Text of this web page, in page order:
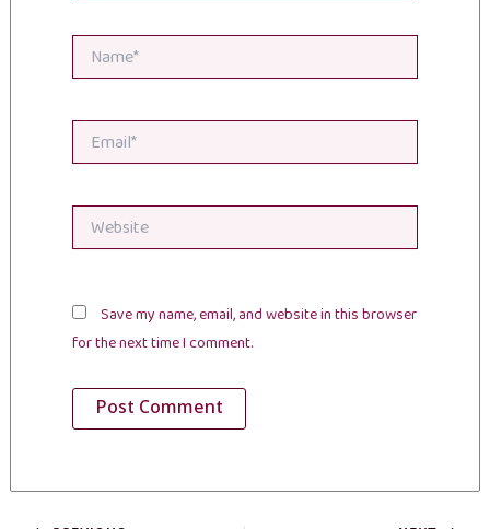
Website
Save my name, email, and website in this browser
for the next time I comment.